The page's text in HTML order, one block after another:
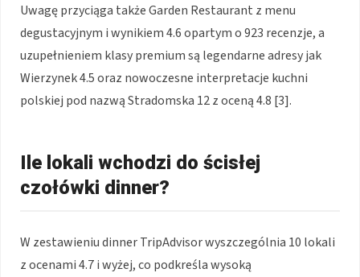
Uwagę przyciąga także Garden Restaurant z menu
degustacyjnym i wynikiem 4.6 opartym o 923 recenzje, a
uzupełnieniem klasy premium są legendarne adresy jak
Wierzynek 4.5 oraz nowoczesne interpretacje kuchni
polskiej pod nazwą Stradomska 12 z oceną 4.8 [3].
Ile lokali wchodzi do ścisłej
czołówki dinner?
W zestawieniu dinner TripAdvisor wyszczególnia 10 lokali
z ocenami 4.7 i wyżej, co podkreśla wysoką